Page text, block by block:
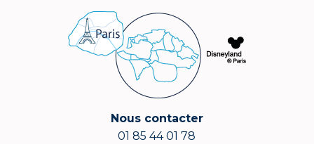
Nous contacter
01 85 44 01 78